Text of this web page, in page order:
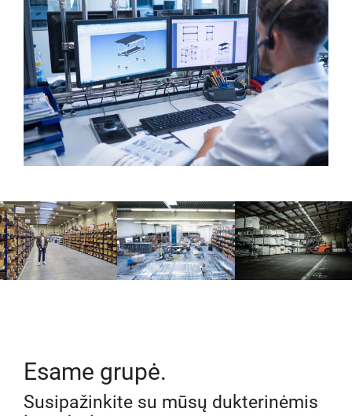
Esame grupė.
Susipažinkite su mūsų dukterinėmis